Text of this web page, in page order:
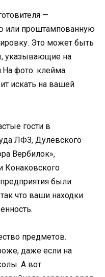
—
или проштампованную
Это может быть
указывающие на
фото: клейма
искать на вашей
гости в
ЛФЗ, Дулёвского
Вербилок»,
Конаковского
были
что ваши находки
предметов.
даже если на
А вот